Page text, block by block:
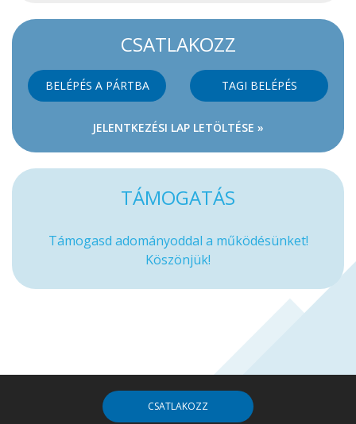
CSATLAKOZZ
BELÉPÉS A PÁRTBA TAGI BELÉPÉS
JELENTKEZÉSI LAP LETÖLTÉSE »
TÁMOGATÁS
Támogasd adományoddal a működésünket!
Köszönjük!
CSATLAKOZZ